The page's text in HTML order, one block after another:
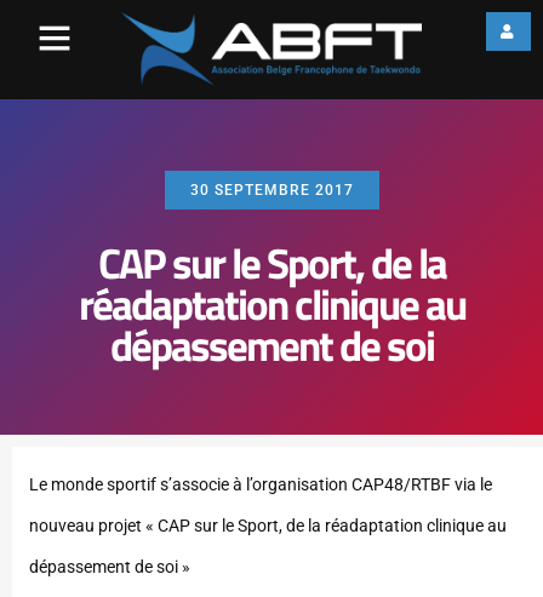
30 SEPTEMBRE 2017
CAP sur le Sport, de la
réadaptation clinique au
dépassement de soi
Le monde sportif s’associe à l’organisation CAP48/RTBF via le
nouveau projet « CAP sur le Sport, de la réadaptation clinique au
dépassement de soi »